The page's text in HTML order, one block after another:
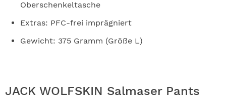
Oberschenkeltasche
Extras: PFC-frei imprägniert
Gewicht: 375 Gramm (Größe L)
JACK WOLFSKIN Salmaser Pants